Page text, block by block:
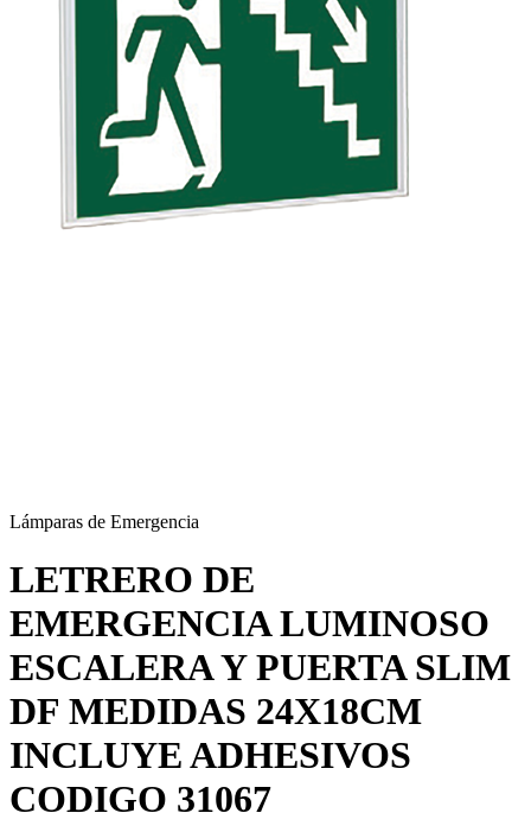
Lámparas de Emergencia
LETRERO DE
EMERGENCIA LUMINOSO
ESCALERA Y PUERTA SLIM
DF MEDIDAS 24X18CM
INCLUYE ADHESIVOS
CODIGO 31067